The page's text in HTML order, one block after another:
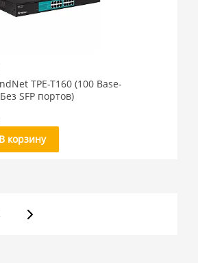
TPE-T160 (100 Base-
SFP портов)
В корзину